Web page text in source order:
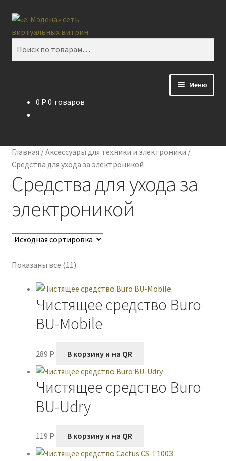
Перейти
к
Перейти
к
Поиск
Меню
Корзина
Мой аккаунт
О проекте eMedena.ru
Оплата через платежный шлюз от PayKeeper
Оформление заказа
Политика конфиденциальности
Публичная оферта
0 P 0 товаров
Главная /Аксессуары для техники и электроники /
Средства для ухода за электроникой
Средства для ухода за
электроникой
Показаны все (11)
Чистящее средство Buro
BU-Mobile
289 P В корзину и на QR
Чистящее средство Buro
BU-Udry
119 P В корзину и на QR